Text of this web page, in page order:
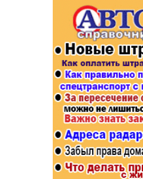
Афиша
Строительство и ремонт
Авто и мото
Рестораны, кафе, бары
Популярное →
Строительство и ремонт